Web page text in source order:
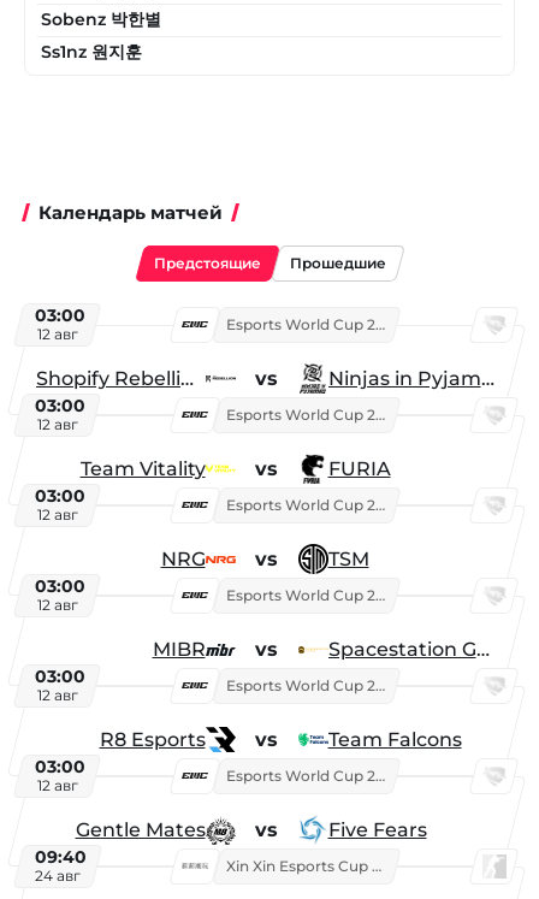
Sobenz 박한별
Ss1nz 원지훈
Календарь матчей
Предстоящие Прошедшие
03:00
12 авг
Esports World Cup 2026
Shopify Rebellion vs Ninjas in Pyjamas
03:00
12 авг
Esports World Cup 2026
Team Vitality vs FURIA
03:00
12 авг
Esports World Cup 2026
NRG vs TSM
03:00
12 авг
Esports World Cup 2026
MIBR vs Spacestation Gaming
03:00
12 авг
Esports World Cup 2026
R8 Esports vs Team Falcons
03:00
12 авг
Esports World Cup 2026
Gentle Mates vs Five Fears
09:40
24 авг
Xin Xin Esports Cup 2025